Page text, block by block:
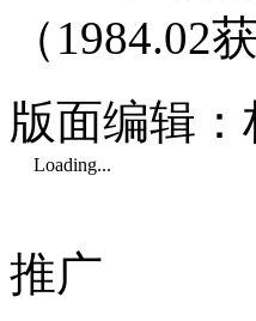
（1984.02
版面编辑：
Loading...
推广